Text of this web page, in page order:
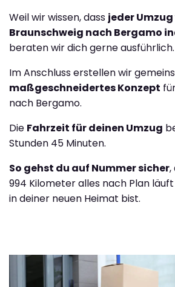
Weil wir wissen, dass jeder
Braunschweig nach Bergamo
beraten wir dich gerne ausführlich.
Im Anschluss erstellen wir
maßgeschneidertes Konzept
nach Bergamo.
Die Fahrzeit für deinen Umzug
Stunden 45 Minuten.
So gehst du auf Nummer sicher,
994 Kilometer alles nach Plan
in deiner neuen Heimat bist.